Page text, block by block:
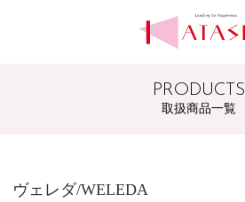
PRODUCTS
取扱商品一覧
ヴェレダ/WELEDA